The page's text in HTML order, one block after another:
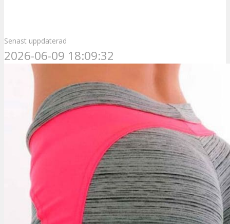
Senast uppdaterad
2026-06-09 18:09:32